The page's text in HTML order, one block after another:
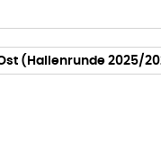
(Hallenrunde 2025/